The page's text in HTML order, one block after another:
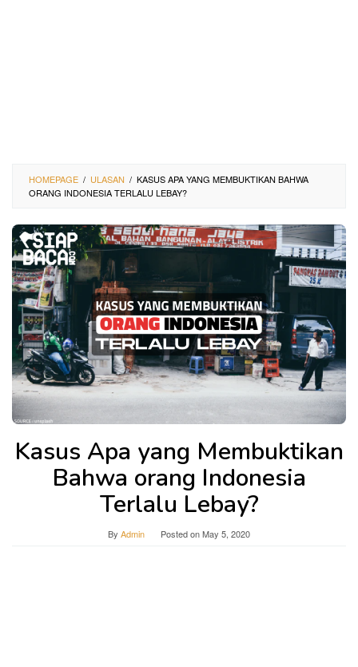
HOMEPAGE / ULASAN / KASUS APA YANG MEMBUKTIKAN BAHWA
ORANG INDONESIA TERLALU LEBAY?
Kasus Apa yang Membuktikan
Bahwa orang Indonesia
Terlalu Lebay?
By Admin Posted onMay 5, 2020